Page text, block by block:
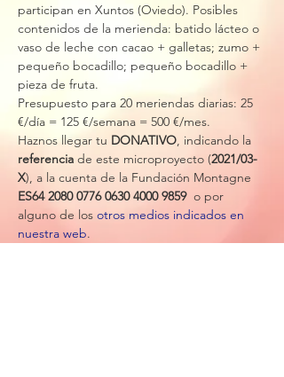
participan en Xuntos (Oviedo). Posibles
contenidos de la merienda: batido lácteo o
vaso de leche con cacao + galletas; zumo +
pequeño bocadillo; pequeño bocadillo +
pieza de fruta.
Presupuesto para 20 meriendas diarias: 25
€/día = 125 €/semana = 500 €/mes.
Haznos llegar tu DONATIVO, indicando la
referencia de este microproyecto (2021/03-
X), a la cuenta de la Fundación Montagne
ES64 2080 0776 0630 4000 9859 o por
alguno de los otros medios indicados en
nuestra web.